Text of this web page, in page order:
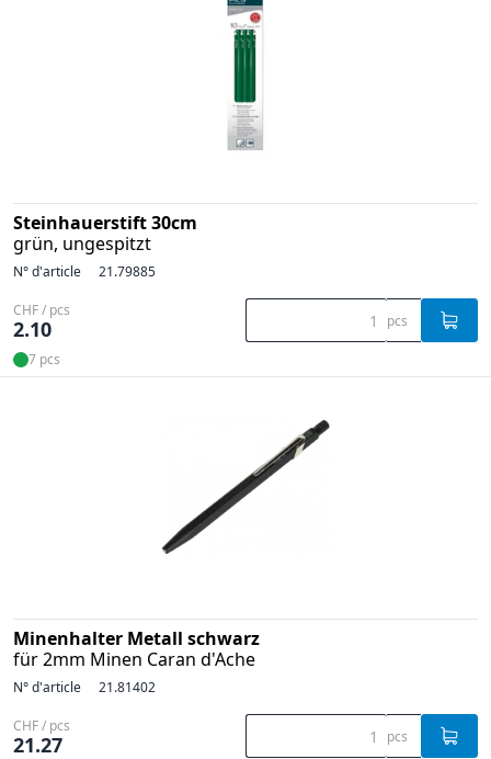
Steinhauerstift 30cm
grün, ungespitzt
N° d'article 21.79885
CHF / pcs
2.10 pcs
7 pcs
Minenhalter Metall schwarz
für 2mm Minen Caran d'Ache
N° d'article 21.81402
CHF / pcs
21.27 pcs